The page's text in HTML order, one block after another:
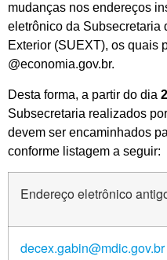
mudanças nos endereços
eletrônico da Subsecretaria
Exterior (SUEXT), os quais
@economia.gov.br.
Desta forma, a partir do dia
Subsecretaria realizados
devem ser encaminhados
conforme listagem a seguir:
Endereço eletrônico
decex.gabin@mdic.gov.br